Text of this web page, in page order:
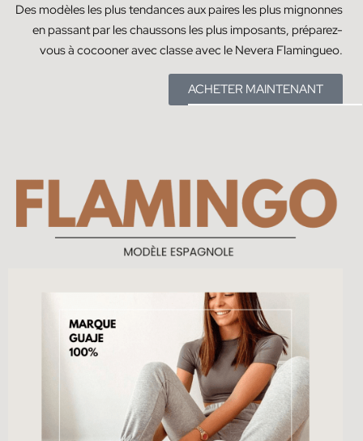
Des modèles les plus tendances aux paires les plus mignonnes
en passant par les chaussons les plus imposants, préparez-
vous à cocooner avec classe avec le Nevera Flamingueo.
ACHETER MAINTENANT